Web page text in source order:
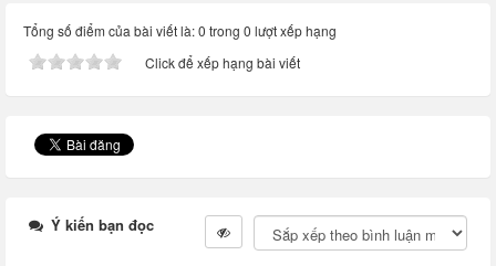
Tổng số điểm của bài viết là: 0 trong 0 lượt xếp hạng
Click để xếp hạng bài viết
Ý kiến bạn đọc